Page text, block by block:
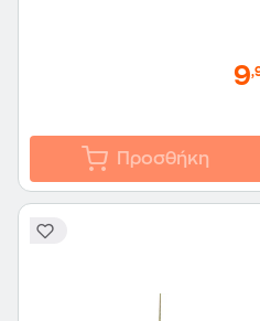
9
Προσθήκη